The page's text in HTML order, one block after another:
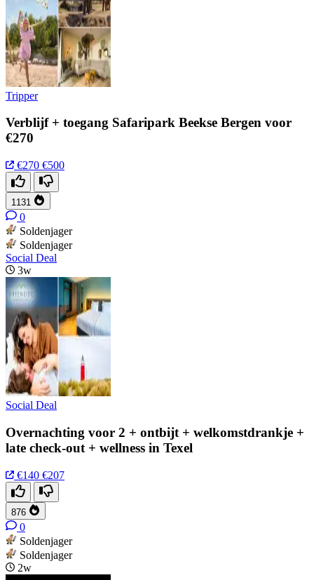
Tripper
Verblijf + toegang Safaripark Beekse Bergen voor
€270
€270 €500
1131
0
Soldenjager
Soldenjager
Social Deal
3w
Social Deal
Overnachting voor 2 + ontbijt + welkomstdrankje +
late check-out + wellness in Texel
€140 €207
876
0
Soldenjager
Soldenjager
2w